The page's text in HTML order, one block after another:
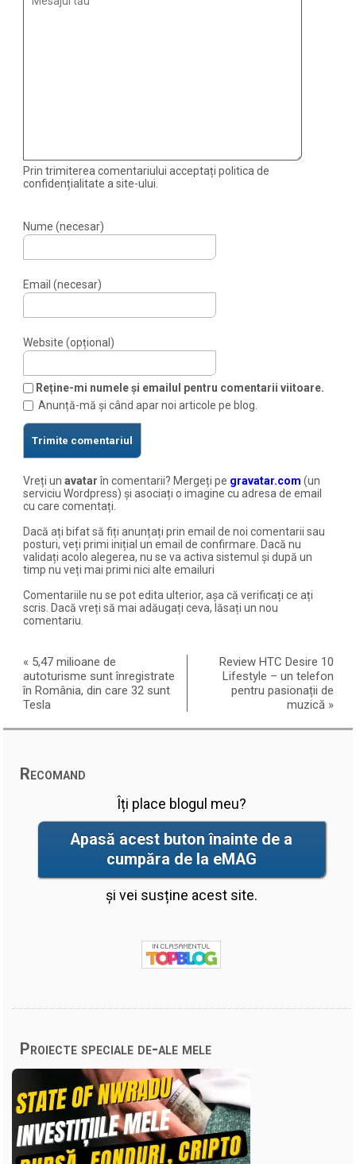
Prin trimiterea comentariului acceptați politica de
confidențialitate a site-ului.
Nume (necesar)
Email (necesar)
Website (opțional)
Reține-mi numele și emailul pentru comentarii viitoare.
Anunță-mă și când apar noi articole pe blog.
Vreți unavatarîn comentarii? Mergeți pe gravatar.com (un
serviciu Wordpress) și asociați o imagine cu adresa de email
cu care comentați.
Dacă ați bifat să fiți anunțați prin email de noi comentarii sau
posturi, veți primi inițial un email de confirmare. Dacă nu
validați acolo alegerea, nu se va activa sistemul și după un
timp nu veți mai primi nici alte emailuri
Comentariile nu se pot edita ulterior, așa că verificați ce ați
scris. Dacă vreți să mai adăugați ceva, lăsați un nou
comentariu.
« 5,47 milioane de
autoturisme sunt înregistrate
în România, din care 32 sunt
Tesla
Review HTC Desire 10
Lifestyle – un telefon
pentru pasionații de
muzică »
Recomand
Îți place blogul meu?
Apasă acest buton înainte de a
cumpăra de la eMAG
și vei susține acest site.
Proiecte speciale de-ale mele